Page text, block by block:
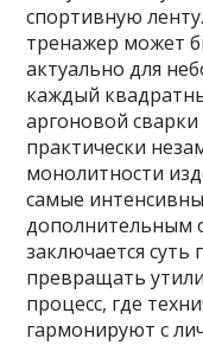
спортивную
тренажер может
актуально для
каждый
аргоновой
практически
монолитности
самые
дополнительным
заключается
превращать
процесс, где
гармонируют с